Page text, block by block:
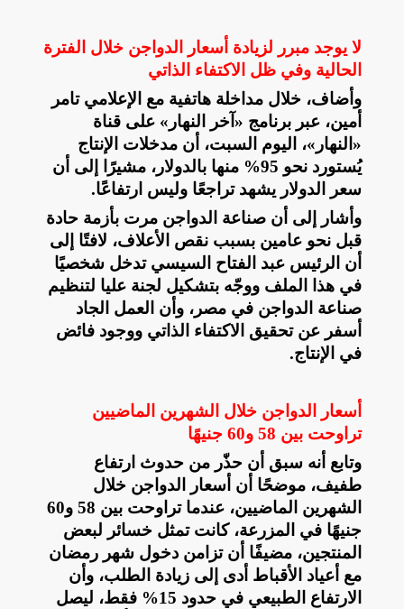
لا يوجد مبرر لزيادة أسعار الدواجن خلال الفترة
الحالية وفي ظل الاكتفاء الذاتي
وأضاف، خلال مداخلة هاتفية مع الإعلامي تامر
أمين، عبر برنامج «آخر النهار» على قناة
«النهار»، اليوم السبت، أن مدخلات الإنتاج
يُستورد نحو 95% منها بالدولار، مشيرًا إلى أن
سعر الدولار يشهد تراجعًا وليس ارتفاعًا.
وأشار إلى أن صناعة الدواجن مرت بأزمة حادة
قبل نحو عامين بسبب نقص الأعلاف، لافتًا إلى
أن الرئيس عبد الفتاح السيسي تدخل شخصيًا
في هذا الملف ووجّه بتشكيل لجنة عليا لتنظيم
صناعة الدواجن في مصر، وأن العمل الجاد
أسفر عن تحقيق الاكتفاء الذاتي ووجود فائض
في الإنتاج.
أسعار الدواجن خلال الشهرين الماضيين
تراوحت بين 58 و60 جنيهًا
وتابع أنه سبق أن حذّر من حدوث ارتفاع
طفيف، موضحًا أن أسعار الدواجن خلال
الشهرين الماضيين، عندما تراوحت بين 58 و60
جنيهًا في المزرعة، كانت تمثل خسائر لبعض
المنتجين، مضيفًا أن تزامن دخول شهر رمضان
مع أعياد الأقباط أدى إلى زيادة الطلب، وأن
الارتفاع الطبيعي في حدود 15% فقط، ليصل